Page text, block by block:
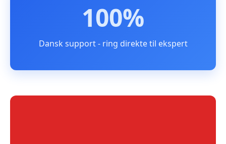
100%
Dansk support - ring direkte til ekspert